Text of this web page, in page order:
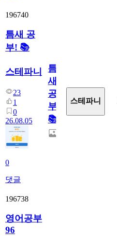
196740
틈새 공
부! 📚
스테파니
23
1
0
26.08.05
0
댓글
틈
새
공
부!
📚
스테파니
196738
영어공부
96